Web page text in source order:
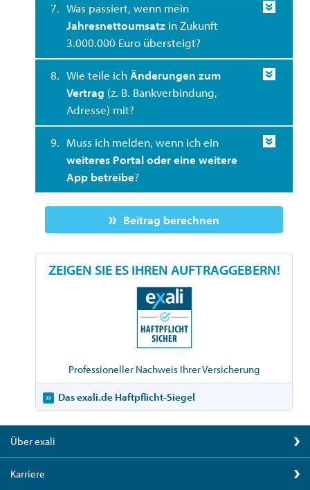
7. Was passiert, wenn mein
Jahresnettoumsatz in Zukunft
3.000.000 Euro übersteigt?
8. Wie teile ichÄnderungen zum
Vertrag (z. B. Bankverbindung,
Adresse) mit?
9. Muss ich melden, wenn ich ein
weiteres Portal oder eine weitere
App betreibe?
Beitrag berechnen
ZEIGEN SIE ES IHREN AUFTRAGGEBERN!
Professioneller Nachweis Ihrer Versicherung
Das exali.de Haftpflicht-Siegel
Über exali
Karriere